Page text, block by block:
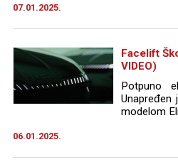
07.01.2025.
Facelift
VIDEO)
Potpuno
modelom
06.01.2025.